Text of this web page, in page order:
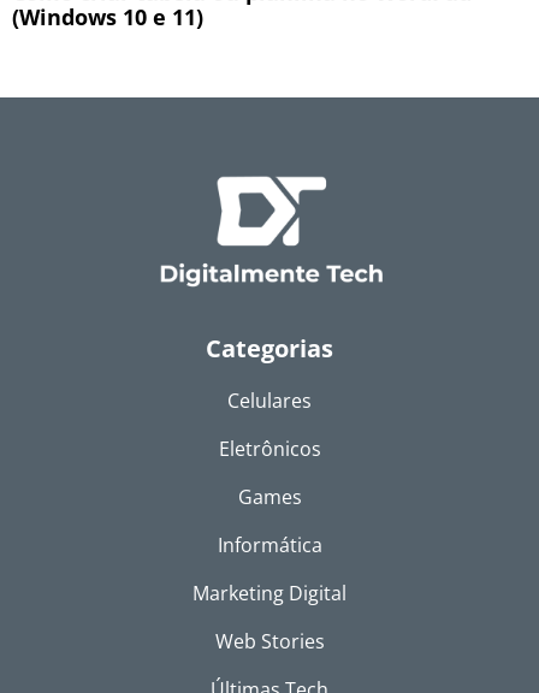
(Windows 10 e 11)
Categorias
Celulares
Eletrônicos
Games
Informática
Marketing Digital
Web Stories